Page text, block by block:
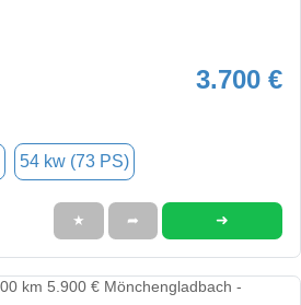
3.700 €
54 kw (73 PS)
★ ➦ ➜